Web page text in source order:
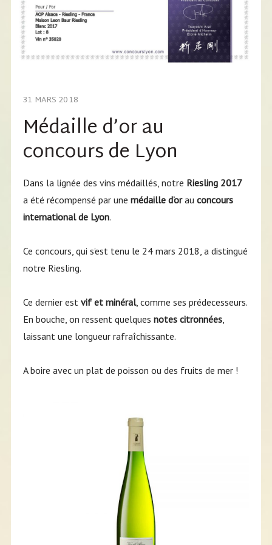
31 MARS 2018
Médaille d’or au
concours de Lyon
Dans la lignée des vins médaillés, notre Riesling 2017
a été récompensé par une médaille d’orauconcours
international de Lyon.
Ce concours, qui s’est tenu le 24 mars 2018, a distingué
notre Riesling.
Ce dernier est vif et minéral, comme ses prédecesseurs.
En bouche, on ressent quelques notes citronnées,
laissant une longueur rafraîchissante.
A boire avec un plat de poisson ou des fruits de mer !